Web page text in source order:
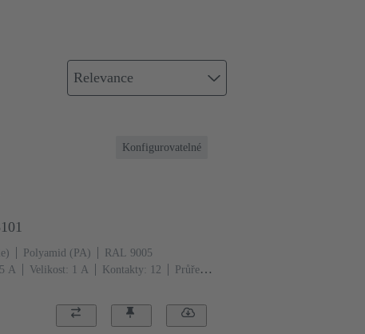
Relevance
Konfigurovatelné
Polyamid (PA)
RAL 9005
A Velikost: 1 A Kontakty: 12
Průřez